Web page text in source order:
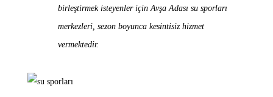
birleştirmek isteyenler için Avşa Adası su sporları
merkezleri, sezon boyunca kesintisiz hizmet
vermektedir.